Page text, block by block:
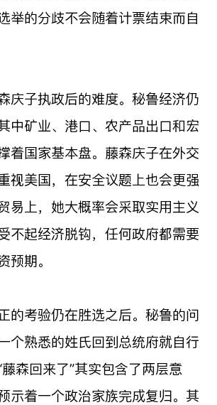
举的分歧不会随着计票结束而自
庆子执政后的难度。秘鲁经济仍
中矿业、港口、农产品出口和宏
着国家基本盘。藤森庆子在外交
视美国，在安全议题上也会更强
易上，她大概率会采取实用主义
不起经济脱钩，任何政府都需要
预期。
的考验仍在胜选之后。秘鲁的问
个熟悉的姓氏回到总统府就自行
森回来了”其实包含了两层意
示着一个政治家族完成复归。其